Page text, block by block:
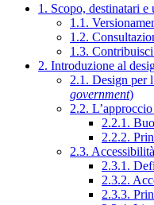
1. Scopo, destinatari
1.1.
1.2.
1.3.
2. Introduzione al
2.1. Design per
government)
2.2.
2.2.1.
2.2.2.
2.3. Accessibilità
2.3.1.
2.3.2.
2.3.3.